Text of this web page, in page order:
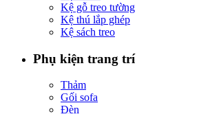
Kệ gỗ treo tường
Kệ thú lắp ghép
Kệ sách treo
Phụ kiện trang trí
Thảm
Gối sofa
Đèn